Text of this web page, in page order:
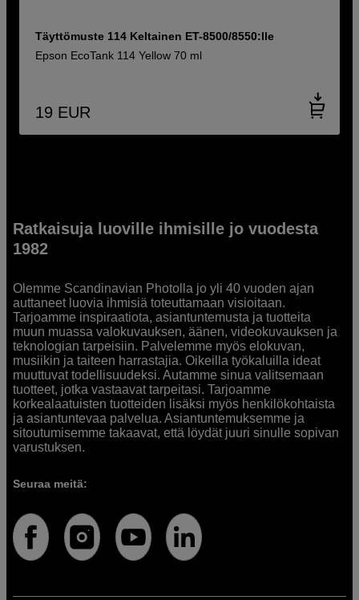
Täyttömuste 114 Keltainen ET-8500/8550:lle
Epson EcoTank 114 Yellow 70 ml
19 EUR
Ratkaisuja luoville ihmisille jo vuodesta
1982
Olemme Scandinavian Photolla jo yli 40 vuoden ajan
auttaneet luovia ihmisiä toteuttamaan visioitaan.
Tarjoamme inspiraatiota, asiantuntemusta ja tuotteita
muun muassa valokuvauksen, äänen, videokuvauksen ja
teknologian tarpeisiin. Palvelemme myös elokuvan,
musiikin ja taiteen harrastajia. Oikeilla työkaluilla ideat
muuttuvat todellisuudeksi. Autamme sinua valitsemaan
tuotteet, jotka vastaavat tarpeitasi. Tarjoamme
korkealaatuisten tuotteiden lisäksi myös henkilökohtaista
ja asiantuntevaa palvelua. Asiantuntemuksemme ja
sitoutumisemme takaavat, että löydät juuri sinulle sopivan
varustuksen.
Seuraa meitä: